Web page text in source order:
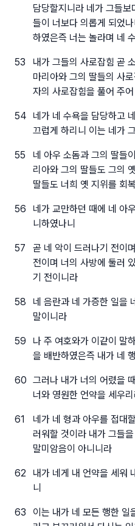
담당할지니라 네가 그들
들이 너보다 의롭게 되었
하였은즉 너는 놀라며 네
53
내가 그들의 사로잡힘 곧
마리아와 그의 딸들의 사
자의 사로잡힘을 풀어 주어
54
네가 네 수욕을 담당하고
끄럽게 하리니 이는 네가
55
네 아우 소돔과 그의 딸들
리아와 그의 딸들도 그의
딸들도 너희 옛 지위를 회
56
네가 교만하던 때에 네 아
니하였나니
57
곧 네 악이 드러나기 전이
전이며 너의 사방에 둘러
기 전이니라
58
네 음란과 네 가증한 일을
말이니라
59
나 주 여호와가 이같이 말
을 배반하였은즉 내가 네
60 그러나 내가 너의 어렸을
너와 영원한 언약을 세우
61
네가 네 형과 아우를 접대
러워할 것이라 내가 그들
말미암음이 아니니라
62
내가 네게 내 언약을 세워
니
63
이는 내가 네 모든 행한 일